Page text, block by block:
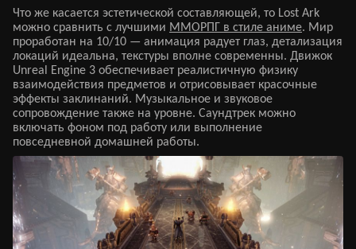
Что же касается эстетической составляющей, то Lost Ark
можно сравнить с лучшими ММОРПГ в стиле аниме. Мир
проработан на 10/10 — анимация радует глаз, детализация
локаций идеальна, текстуры вполне современны. Движок
Unreal Engine 3 обеспечивает реалистичную физику
взаимодействия предметов и отрисовывает красочные
эффекты заклинаний. Музыкальное и звуковое
сопровождение также на уровне. Саундтрек можно
включать фоном под работу или выполнение
повседневной домашней работы.